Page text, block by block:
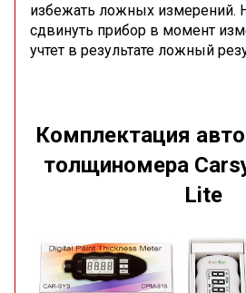
избежать ложных измерений.
сдвинуть прибор в момент
учтет в результате ложный
Комплектация
толщиномера
Lite